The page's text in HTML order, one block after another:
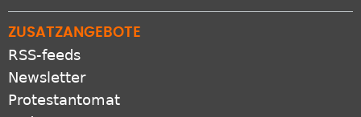
ZUSATZANGEBOTE
RSS-feeds
Newsletter
Protestantomat